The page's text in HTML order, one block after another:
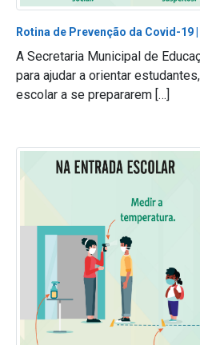
Rotina de Prevenção da Covid-19
A Secretaria Municipal de
para ajudar a orientar
escolar a se prepararem […]